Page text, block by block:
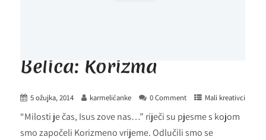
Belica: Korizma
5 ožujka, 2014 karmelićanke 0 Comment Mali kreativci
“Milosti je čas, Isus zove nas…” riječi su pjesme s kojom
smo započeli Korizmeno vrijeme. Odlučili smo se